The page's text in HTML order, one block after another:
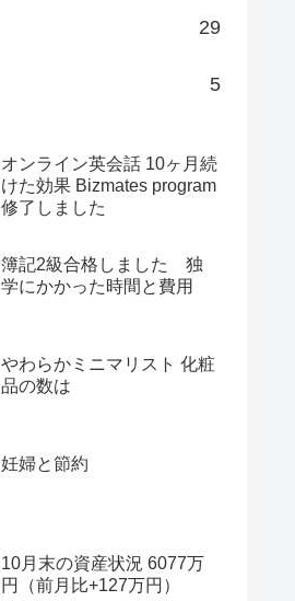
29
5
オンライン英会話 10ヶ月続
けた効果 Bizmates program
修了しました
簿記2級合格しました 独
学にかかった時間と費用
やわらかミニマリスト 化粧
品の数は
妊婦と節約
10月末の資産状況 6077万
円（前月比+127万円）